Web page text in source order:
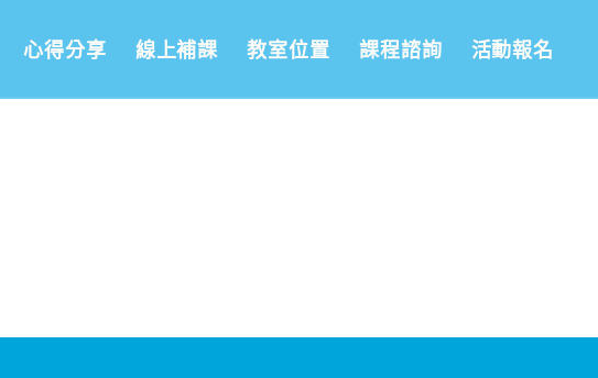
心得分享 線上補課 教室位置 課程諮詢 活動報名